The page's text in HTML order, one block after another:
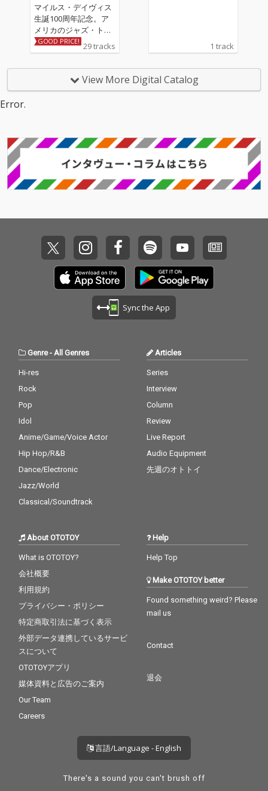
めたアルバム。『Cook
in』からの楽曲を収録
るクインテットの演奏
らに、本作には、同年
た、このトランペット
録されている。このセ
ー・ロリンズ(テナーサ
ックス)、トミー・フラ
ナガン(ピアノ)、ポー
ル・チェンバース(ベー
ス)、アート・テイラー
(ドラムス)が参加、バ
ンドリーダーにとって
演となったもので、デ
イヴィスのオリジナル
s」、「No Line」)に加
え、デイヴ・ブルーベ
wn Sweet Way」が収
録されており、これら
はすべて1956年のLP
『Collectors' Items』
に収録された。 すべて
受賞エンジニアのポー
ってリマスターが施さ
マイルス・デイヴィス
生誕100周年記念。ア
メリカのジャズ・トラ
ンペッター/バンドリー
ダー/作曲家でジャズ史
おいて、最も影響力が
あり、高く評価されて
プローチを取り入れ、
主要な様式の発展にお
いて常に最前線に立ち
続けた。 本作はデイヴ
した1956年の音源を集
めたアルバム。『Cook
in』、『Relaxin』、
『Workin』、『Steam
in』からの楽曲を収録
した本作には、デイヴ
ィス、コルトレーン、
ガーランド、チェンバ
が収められている。さ
らに、本作には、同年
3月16日に録音され
奏者の別のプレスティ
ー・ロリンズ(テナーサ
ックス)、トミー・フラ
ル・チェンバース(ベー
ス)、アート・テイラー
ンドリーダーにとって
ラナガンとの唯一の共
演となったもので、デ
曲2曲(「Vierd Blue
s」、「No Line」)に加
ック作曲の「In Your O
wn Sweet Way」が収
録されており、これら
はすべて1956年のLP
『Collectors' Items』
に収録された。 すべて
の音源はオリジナルの
アナログテープから転
送され、Plangent Proc
受賞エンジニアのポー
ル・ブレイクモアによ
ってリマスターが施さ
GOOD PRICE! 29 tracks 1 track
View More Digital Catalog
Error.
Sync the App
Genre- All Genres
Hi-res
Rock
Pop
Idol
Anime/Game/Voice Actor
Hip Hop/R&B
Dance/Electronic
Jazz/World
Classical/Soundtrack
Articles
Series
Interview
Column
Review
Live Report
Audio Equipment
先週のオトトイ
About OTOTOY
What is OTOTOY?
会社概要
利用規約
プライバシー・ポリシー
特定商取引法に基づく表示
外部データ連携しているサービ
スについて
OTOTOYアプリ
媒体資料と広告のご案内
Our Team
Careers
Help
Help Top
Make OTOTOY better
Found something weird? Please
mail us
Contact
退会
言語/Language - English
There's a sound you can't brush off